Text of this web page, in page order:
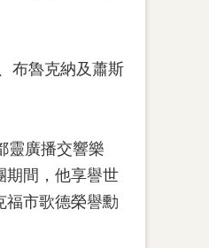
布魯克納及蕭斯
靈廣播交響樂
期間，他享譽世
福市歌德榮譽勳